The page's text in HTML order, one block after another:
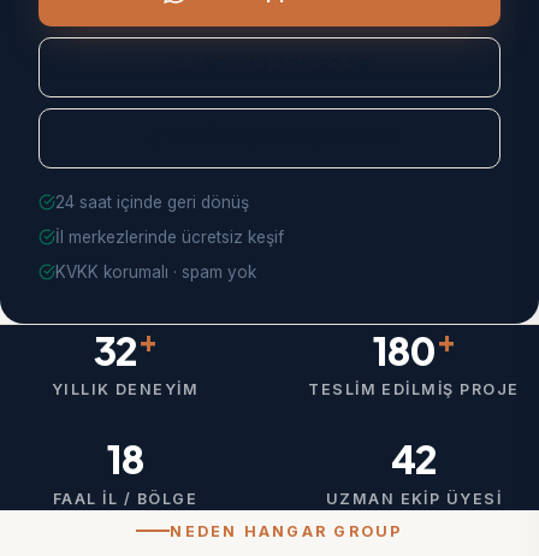
24 saat içinde geri dönüş
İl merkezlerinde ücretsiz keşif
KVKK korumalı · spam yok
32+
YILLIK DENEYIM
180+
TESLIM EDILMIŞ PROJE
18
FAAL İL / BÖLGE
42
UZMAN EKIP ÜYESI
NEDEN HANGAR GROUP